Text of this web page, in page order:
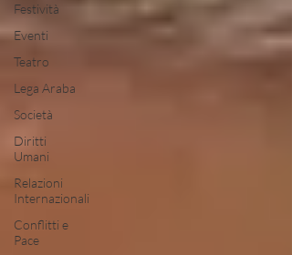
Festività
Eventi
Teatro
Lega Araba
Società
Diritti
Umani
Relazioni
Internazionali
Conflitti e
Pace